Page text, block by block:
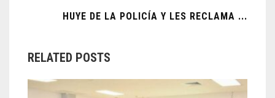
HUYE DE LA POLICÍA Y LES RECLAMA ...
RELATED POSTS